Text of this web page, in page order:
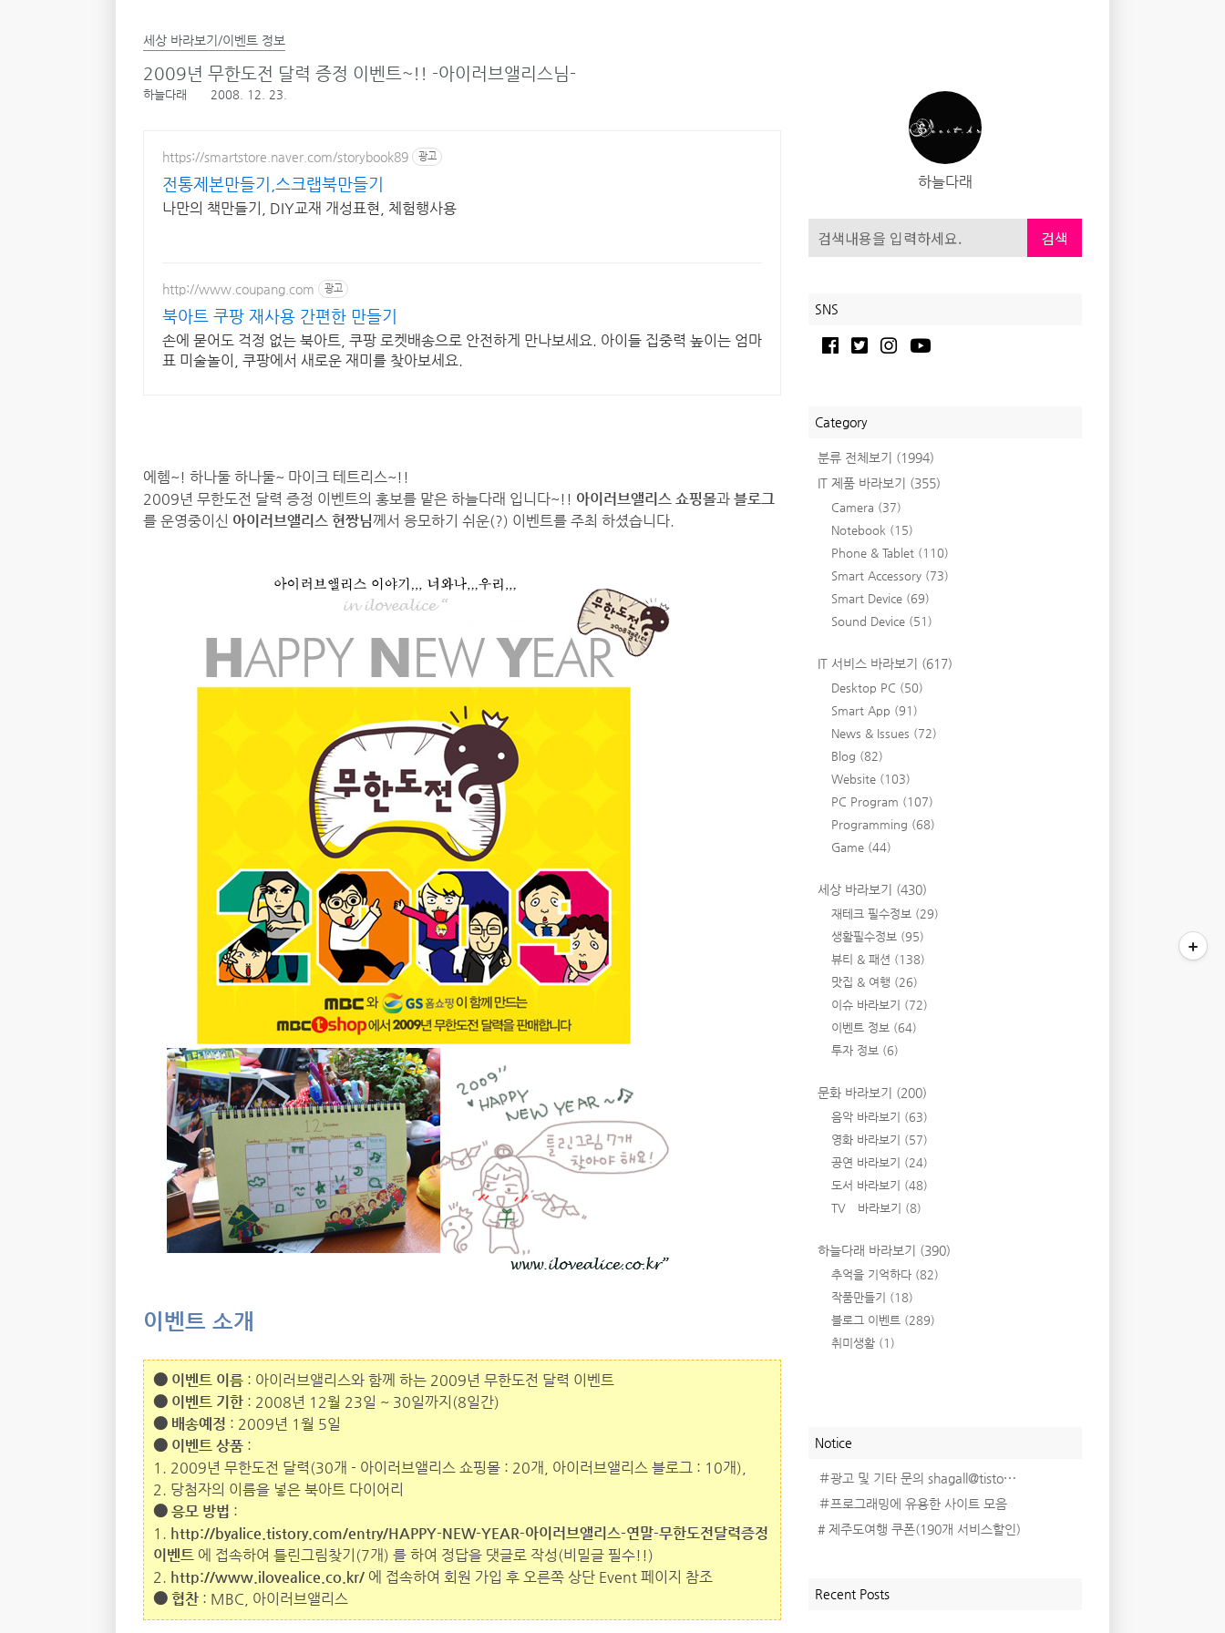
하늘다래
검색
SNS
Category
분류 전체보기 (1994)
IT 제품 바라보기 (355)
Camera (37)
Notebook (15)
Phone & Tablet (110)
Smart Accessory (73)
Smart Device (69)
Sound Device (51)
IT 서비스 바라보기 (617)
Desktop PC (50)
Smart App (91)
News & Issues (72)
Blog (82)
Website (103)
PC Program (107)
Programming (68)
Game (44)
세상 바라보기 (430)
재테크 필수정보 (29)
생활필수정보 (95)
뷰티 & 패션 (138)
맛집 & 여행 (26)
이슈 바라보기 (72)
이벤트 정보 (64)
투자 정보 (6)
문화 바라보기 (200)
음악 바라보기 (63)
영화 바라보기 (57)
공연 바라보기 (24)
도서 바라보기 (48)
TV 바라보기 (8)
하늘다래 바라보기 (390)
추억을 기억하다 (82)
작품만들기 (18)
블로그 이벤트 (289)
취미생활 (1)
Notice
＃광고 및 기타 문의 shagall@tisto⋯
＃프로그래밍에 유용한 사이트 모음
# 제주도여행 쿠폰(190개 서비스할인)
Recent Posts
세상 바라보기/이벤트 정보
2009년 무한도전 달력 증정 이벤트~!! -아이러브앨리스님-
하늘다래 2008. 12. 23.
https://smartstore.naver.com/storybook89 광고
전통제본만들기,스크랩북만들기
나만의 책만들기, DIY교재 개성표현, 체험행사용
http://www.coupang.com 광고
북아트 쿠팡 재사용 간편한 만들기
손에 묻어도 걱정 없는 북아트, 쿠팡 로켓배송으로 안전하게 만나보세요. 아이들 집중력 높이는 엄마
표 미술놀이, 쿠팡에서 새로운 재미를 찾아보세요.
에헴~! 하나둘 하나둘~ 마이크 테트리스~!!
2009년 무한도전 달력 증정 이벤트의 홍보를 맡은 하늘다래 입니다~!! 아이러브앨리스 쇼핑몰과 블로그
를 운영중이신 아이러브앨리스 현짱님께서 응모하기 쉬운(?) 이벤트를 주최 하셨습니다.
이벤트 소개
● 이벤트 이름 : 아이러브앨리스와 함께 하는 2009년 무한도전 달력 이벤트
● 이벤트 기한 : 2008년 12월 23일 ~ 30일까지(8일간)
● 배송예정 : 2009년 1월 5일
● 이벤트 상품 :
1. 2009년 무한도전 달력(30개 - 아이러브앨리스 쇼핑몰 : 20개, 아이러브앨리스 블로그 : 10개),
2. 당첨자의 이름을 넣은 북아트 다이어리
● 응모 방법 :
1. http://byalice.tistory.com/entry/HAPPY-NEW-YEAR-아이러브앨리스-연말-무한도전달력증정
이벤트 에 접속하여 틀린그림찾기(7개) 를 하여 정답을 댓글로 작성(비밀글 필수!!)
2. http://www.ilovealice.co.kr/ 에 접속하여 회원 가입 후 오른쪽 상단 Event 페이지 참조
● 협찬 : MBC, 아이러브앨리스